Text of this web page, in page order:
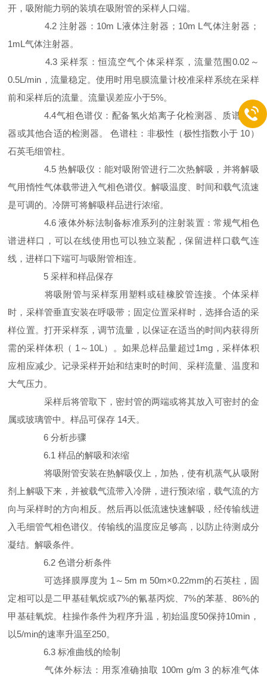
开，吸附能力弱的装填在吸附管的采样人口端。
4.2 注射器：10m L液体注射器；10m L气体注射器；
1mL气体注射器。
4.3 采样泵：恒流空气个体采样泵，流量范围0.02～
0.5L/min，流量稳定。使用时用皂膜流量计校准采样系统在采样
前和采样后的流量。流量误差应小于5%。
4.4气相色谱仪：配备氢火焰离子化检测器、质谱检测
器或其他合适的检测器。 色谱柱：非极性（极性指数小于 10）
石英毛细管柱。
4.5 热解吸仪：能对吸附管进行二次热解吸，并将解吸
气用惰性气体载带进入气相色谱仪。解吸温度、时间和载气流速
是可调的。冷阱可将解吸样品进行浓缩。
4.6 液体外标法制备标准系列的注射装置：常规气相色
谱进样口，可以在线使用也可以独立装配，保留进样口载气连
线，进样口下端可与吸附管相连。
5 采样和样品保存
将吸附管与采样泵用塑料或硅橡胶管连接。个体采样
时，采样管垂直安装在呼吸带；固定位置采样时，选择合适的采
样位置。打开采样泵，调节流量，以保证在适当的时间内获得所
需的采样体积（ 1～10L）。如果总样品量超过1mg，采样体积
应相应减少。记录采样开始和结束时的时间、采样流量、温度和
大气压力。
采样后将管取下，密封管的两端或将其放入可密封的金
属或玻璃管中。样品可保存 14天。
6 分析步骤
6.1 样品的解吸和浓缩
将吸附管安装在热解吸仪上，加热，使有机蒸气从吸附
剂上解吸下来，并被载气流带入冷阱，进行预浓缩，载气流的方
向与采样时的方向相反。然后再以低流速快速解吸，经传输线进
入毛细管气相色谱仪。传输线的温度应足够高，以防止待测成分
凝结。解吸条件。
6.2 色谱分析条件
可选择膜厚度为 1～5m m 50m×0.22mm的石英柱，固
定相可以是二甲基硅氧烷或7%的氰基丙烷、7%的苯基、86%的
甲基硅氧烷。柱操作条件为程序升温，初始温度50保持10min，
以5/min的速率升温至250。
6.3 标准曲线的绘制
气体外标法：用泵准确抽取 100m g/m 3 的标准气体